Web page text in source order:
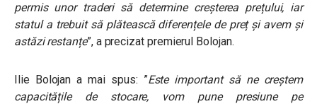
permis unor traderi să determine creșterea prețului, iar
statul a trebuit să plătească diferențele de preț și avem și
astăzi restanțe”, a precizat premierul Bolojan.
Ilie Bolojan a mai spus: ”Este important să ne creștem
capacitățile de stocare, vom pune presiune pe